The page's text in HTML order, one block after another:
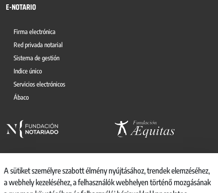
E-NOTARIO
Firma electrónica
Red privada notarial
Sistema de gestión
Indice único
Servicios electrónicos
Ábaco
© 2026, CONSEJO GENERAL DEL NOTARIO
A sütiket személyre szabott élmény nyújtásához, trendek elemzéséhez,
a webhely kezeléséhez, a felhasználók webhelyen történő mozgásának